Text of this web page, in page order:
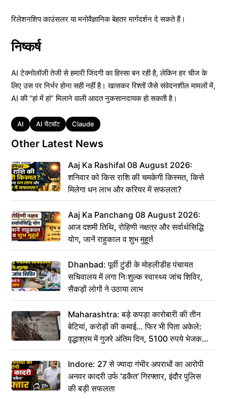
रिलेशनशिप काउंसलर या मनोवैज्ञानिक बेहतर मार्गदर्शन दे सकते हैं।
निष्कर्ष
AI टेक्नोलॉजी तेजी से हमारी जिंदगी का हिस्सा बन रही है, लेकिन हर चीज के
लिए उस पर निर्भर होना सही नहीं है। खासकर रिश्तों जैसे संवेदनशील मामलों में,
AI की “हां में हां” मिलाने वाली आदत नुकसानदायक हो सकती है।
Tags
AI AI चैटबॉट Claude
Other Latest News
Aaj Ka Rashifal 08 August 2026:
शनिवार को किस राशि की चमकेगी किस्मत, किसे
मिलेगा धन लाभ और करियर में सफलता?
Aaj Ka Panchang 08 August 2026:
आज दशमी तिथि, रोहिणी नक्षत्र और सर्वार्थसिद्धि
योग, जानें राहुकाल व शुभ मुहूर्त
Dhanbad: पूर्वी टुंडी के मोहलीडीह पंचायत
सचिवालय में लगा निःशुल्क स्वास्थ्य जांच शिविर,
सैकड़ों लोगों ने उठाया लाभ
Maharashtra: बड़े कपड़ा कारोबारी की तीन
बेटियां, करोड़ों की कमाई… फिर भी पिता अकेले:
वृद्धाश्रम में गुजरे अंतिम दिन, 5100 रुपये भेजकर
कहा– अंतिम संस्कार कर दीजिए हम नहीं आ पाएंगे
Indore: 27 से ज्यादा गंभीर अपराधों का आरोपी
अनवर कादरी उर्फ ‘डकैत’ गिरफ्तार, इंदौर पुलिस
की बड़ी सफलता